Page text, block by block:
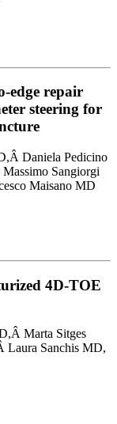
edge repair
steering for
Daniela Pedicino
Sangiorgi
Maisano MD
4D-TOE
Marta Sitges
Laura Sanchis MD,